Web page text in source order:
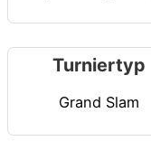
Turniertyp
Grand Slam